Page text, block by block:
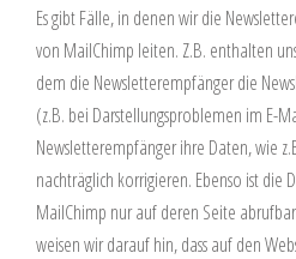
Es gibt Fälle, in denen wir die
von MailChimp leiten. Z.B. enthalten
dem die Newsletterempfänger die
(z.B. bei Darstellungsproblemen im E-
Newsletterempfänger ihre Daten, wie
nachträglich korrigieren. Ebenso ist die
MailChimp nur auf deren Seite
weisen wir darauf hin, dass auf den